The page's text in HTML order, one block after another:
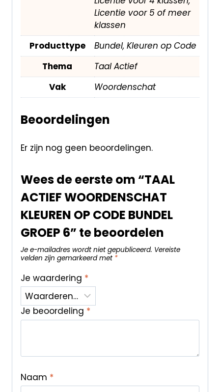
Licentie voor 5 of meer
klassen
Producttype
Bundel, Kleuren op Code
Thema
Taal Actief
Vak
Woordenschat
Beoordelingen
Er zijn nog geen beoordelingen.
Wees de eerste om “TAAL
ACTIEF WOORDENSCHAT
KLEUREN OP CODE BUNDEL
GROEP 6” te beoordelen
Je e-mailadres wordt niet gepubliceerd. Vereiste
velden zijn gemarkeerd met *
Je waardering *
Je beoordeling *
Naam *